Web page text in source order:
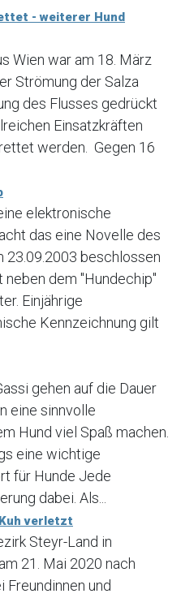
- weiterer Hund
Wien war am 18. März
Strömung der Salza
des Flusses gedrückt
Einsatzkräften
werden. Gegen 16
elektronische
das eine Novelle des
beschlossen
dem "Hundechip"
Einjährige
Kennzeichnung gilt
gehen auf die Dauer
eine sinnvolle
Hund viel Spaß machen.
eine wichtige
für Hunde Jede
dabei. Als...
verletzt
Steyr-Land in
21. Mai 2020 nach
und